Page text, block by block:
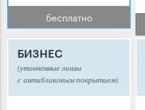
бесплатно
БИЗНЕС
(утонченные линзы
с антибликовым покрытием)